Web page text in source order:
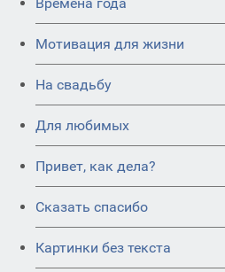
Мотивация для жизни
На свадьбу
Для любимых
Привет, как дела?
Сказать спасибо
Картинки без текста